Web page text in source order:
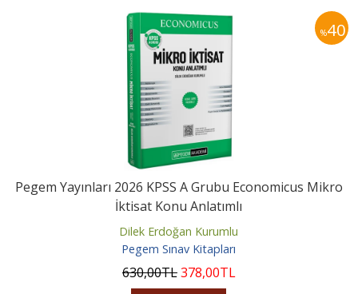
%40
Pegem Yayınları 2026 KPSS A Grubu Economicus Mikro
İktisat Konu Anlatımlı
Dilek Erdoğan Kurumlu
Pegem Sınav Kitapları
630,00TL378,00TL